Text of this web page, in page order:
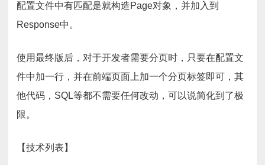
配置文件中有匹配是就构造Page对象，并加入到
Response中。
使用最终版后，对于开发者需要分页时，只要在配置文
件中加一行，并在前端页面上加一个分页标签即可，其
他代码，SQL等都不需要任何改动，可以说简化到了极
限。
【技术列表】